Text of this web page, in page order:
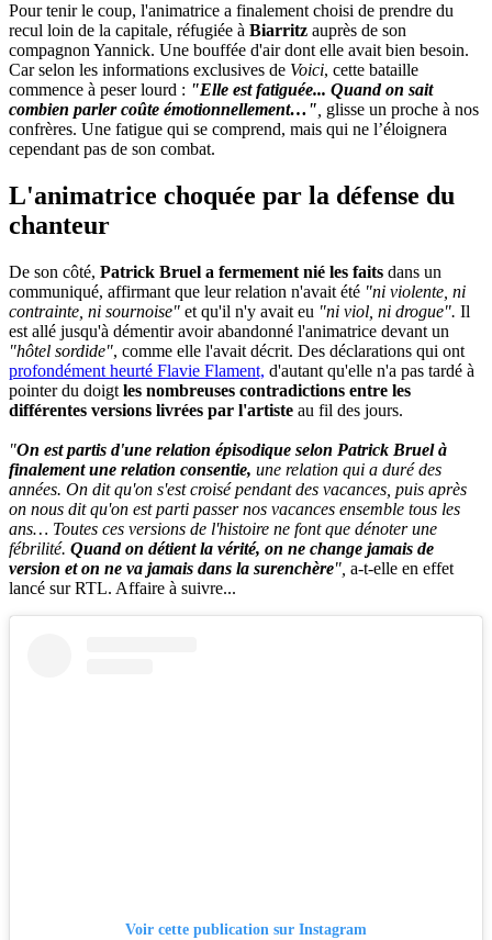
Pour tenir le coup, l'animatrice a finalement choisi de prendre du
recul loin de la capitale, réfugiée à Biarritz auprès de son
compagnon Yannick. Une bouffée d'air dont elle avait bien besoin.
Car selon les informations exclusives de Voici, cette bataille
commence à peser lourd : "Elle est fatiguée... Quand on sait
combien parler coûte émotionnellement…" glisse un proche à nos
confrères. Une fatigue qui se comprend, mais qui ne l’éloignera
cependant pas de son combat.
L'animatrice choquée par la défense du
chanteur
De son côté, Patrick Bruel a fermement nié les faits dans un
communiqué, affirmant que leur relation n'avait été "ni violente, ni
contrainte, ni sournoise" et qu'il n'y avait eu "ni viol, ni drogue". Il
est allé jusqu'à démentir avoir abandonné l'animatrice devant un
"hôtel sordide", comme elle l'avait décrit. Des déclarations qui ont
profondément heurté Flavie Flament, d'autant qu'elle n'a pas tardé à
pointer du doigt les nombreuses contradictions entre les
différentes versions livrées par l'artiste au fil des jours.
"On est partis d'une relation épisodique selon Patrick Bruel à
finalement une relation consentie, une relation qui a duré des
années. On dit qu'on s'est croisé pendant des vacances, puis après
on nous dit qu'on est parti passer nos vacances ensemble tous les
ans… Toutes ces versions de l'histoire ne font que dénoter une
fébrilité. Quand on détient la vérité, on ne change jamais de
version et on ne va jamais dans la surenchère", a-t-elle en effet
lancé sur RTL. Affaire à suivre...
Voir cette publication sur Instagram